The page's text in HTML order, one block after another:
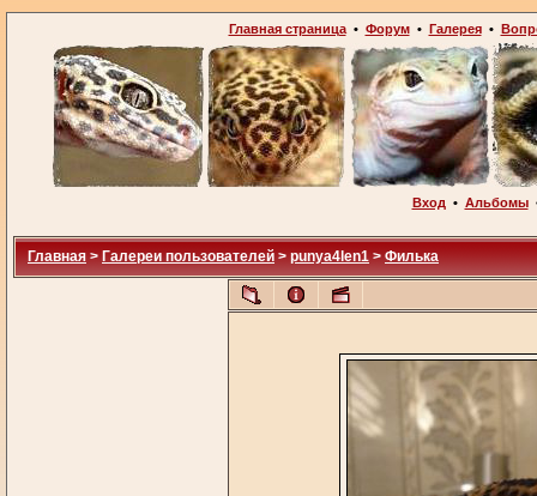
Главная страница• Форум• Галерея•
Вход • Альбомы
Главная > Галереи пользователей > punya4len1 > Филька